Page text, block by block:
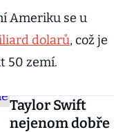
Ameriku se u
dolarů, což je
50 zemí.
Taylor Swift
nejenom dobře